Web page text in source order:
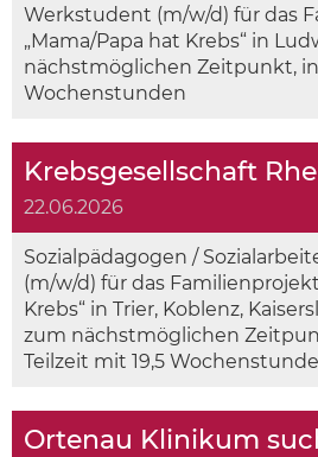
Werkstudent (m/w/d) für das
„Mama/Papa hat Krebs“ in
nächstmöglichen Zeitpunkt,
Wochenstunden
22.06.2026
Sozialpädagogen /
(m/w/d) für das
Krebs“ in Trier, Koblenz,
zum nächstmöglichen
Teilzeit mit 19,5
Ortenau Klinikum